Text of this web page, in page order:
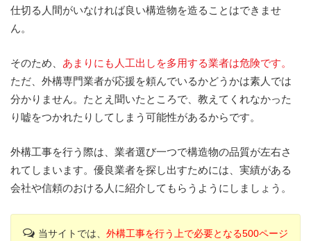
仕切る人間がいなければ良い構造物を造ることはできませ
ん。
そのため、 あまりにも人工出しを多用する業者は危険です。
ただ、外構専門業者が応援を頼んでいるかどうかは素人では
分かりません。たとえ聞いたところで、教えてくれなかった
り嘘をつかれたりしてしまう可能性があるからです。
外構工事を行う際は、業者選び一つで構造物の品質が左右さ
れてしまいます。優良業者を探し出すためには、実績がある
会社や信頼のおける人に紹介してもらうようにしましょう。
当サイトでは、 外構工事を行う上で必要となる500ページ